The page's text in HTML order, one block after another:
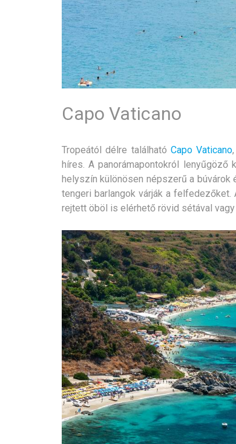
Capo Vaticano
Tropeától délre találhatóCapo Vaticano
híres. A panorámapontokról
helyszín különösen népszerű a
tengeri barlangok várják a
rejtett öböl is elérhető rövid sétával vagy